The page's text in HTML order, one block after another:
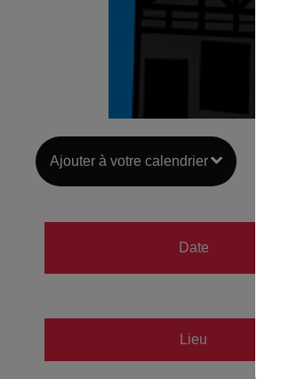
Ajouter à votre calendrier
Date
Lieu